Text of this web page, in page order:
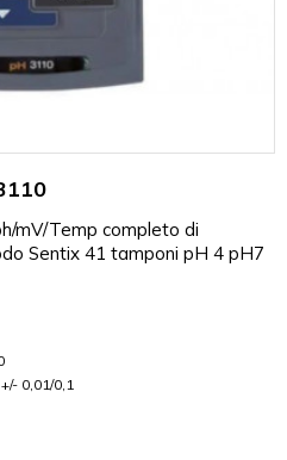
mV/Temp completo di
Sentix 41 tamponi pH 4 pH7
0,01/0,1